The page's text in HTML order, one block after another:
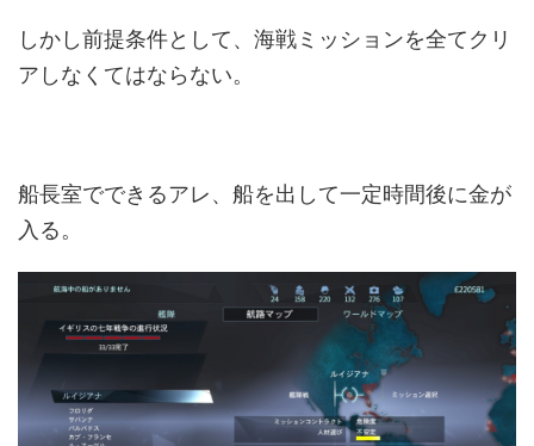
しかし前提条件として、海戦ミッションを全てクリ
アしなくてはならない。
船長室でできるアレ、船を出して一定時間後に金が
入る。